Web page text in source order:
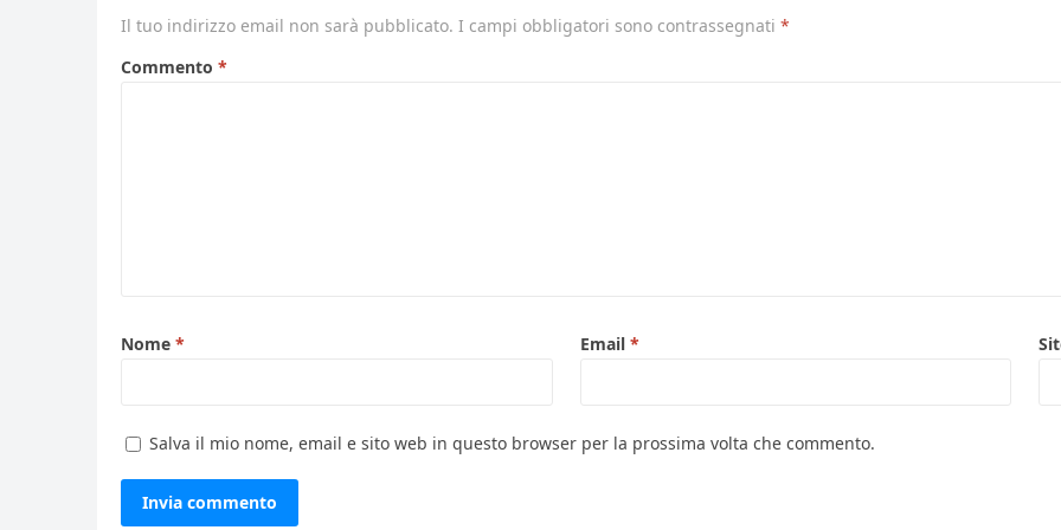
Il tuo indirizzo email non sarà pubblicato. I campi obbligatori sono contrassegnati *
Commento *
Nome * Email *
Salva il mio nome, email e sito web in questo browser per la prossima volta che commento.